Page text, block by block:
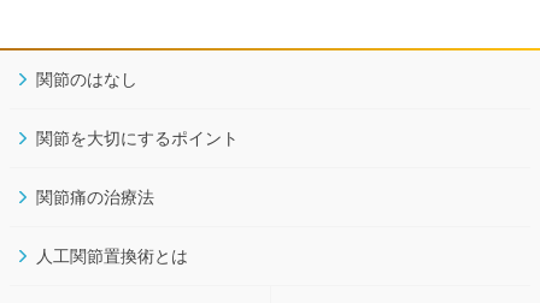
関節のはなし
関節を大切にするポイント
関節痛の治療法
人工関節置換術とは